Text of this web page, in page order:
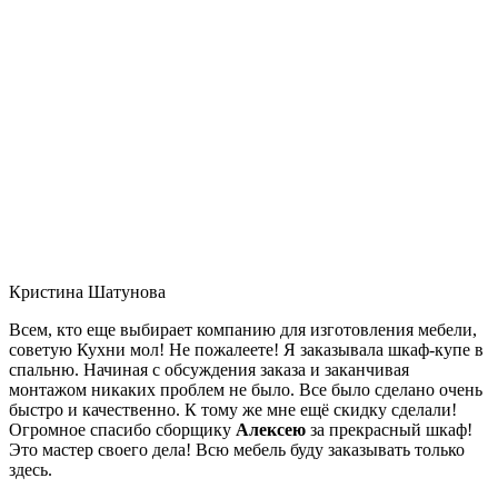
Кристина Шатунова
Всем, кто еще выбирает компанию для изготовления мебели,
советую Кухни мол! Не пожалеете! Я заказывала шкаф-купе в
спальню. Начиная с обсуждения заказа и заканчивая
монтажом никаких проблем не было. Все было сделано очень
быстро и качественно. К тому же мне ещё скидку сделали!
Огромное спасибо сборщику Алексею за прекрасный шкаф!
Это мастер своего дела! Всю мебель буду заказывать только
здесь.